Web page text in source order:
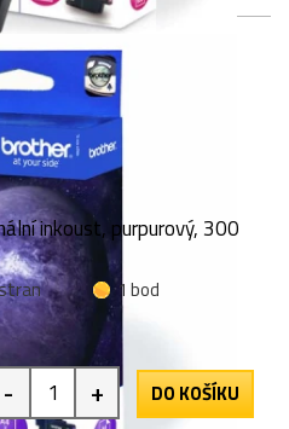
inkoust, purpurový, 300
1 bod
- + DO KOŠÍKU